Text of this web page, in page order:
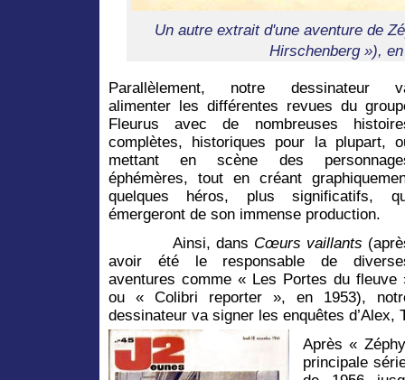
Un autre extrait d'une aventure de
Hirschenberg »),
Parallèlement, notre dessinateur
alimenter les différentes revues du
Fleurus avec de nombreuses
complètes, historiques pour la plupart,
mettant en scène des
éphémères, tout en créant
quelques héros, plus significatifs,
émergeront de son immense production.
Ainsi, dans Cœurs vaillants
avoir été le responsable de
aventures comme « Les Portes du fleuve
ou « Colibri reporter », en 1953),
dessinateur va signer les enquêtes d’Alex,
Après «
principale